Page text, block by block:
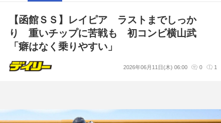
【函館ＳＳ】レイピア ラストまでしっか
り 重いチップに苦戦も 初コンビ横山武
「癖はなく乗りやすい」
2026年06月11日(木) 06:00 0 1